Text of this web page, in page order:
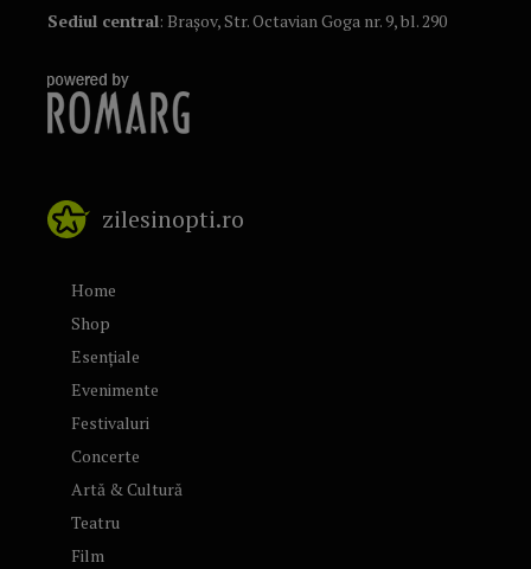
Sediul central: Brașov, Str. Octavian Goga nr. 9, bl. 290
zilesinopti.ro
Home
Shop
Esențiale
Evenimente
Festivaluri
Concerte
Artă & Cultură
Teatru
Film